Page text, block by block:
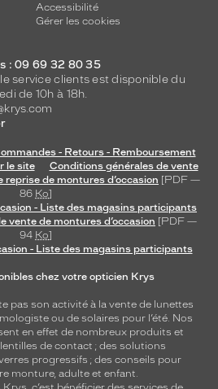
Accessibilité
Gérer les cookies
: 09 69 32 80 35
service clients est disponible du
de 10h à 18h.
- Retours - Remboursement
le site
Conditions générales de vente
de montures d’occasion [PDF —
86 Ko]
- Liste des magasins participants
vente de montures d’occasion [PDF —
94 Ko]
- Liste des magasins participants
chez votre opticien Krys
pas son activité à la vente de lunettes
ou de solaires pour l’été. Nos
en effet de nombreux produits et
lentilles de contact ; des solutions
progressifs ; des conseils pour
monture, adulte et enfant.